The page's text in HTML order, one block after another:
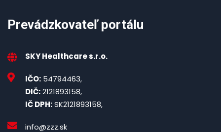
Prevádzkovateľ portálu
SKY Healthcare s.r.o.
IČO: 54794463,
DIČ:2121893158,
IČ DPH:SK2121893158,
info@zzz.sk